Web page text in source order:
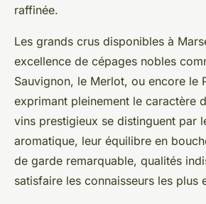
raffinée.
Les grands crus disponibles à
excellence de cépages nobles
Sauvignon, le Merlot, ou encore le
exprimant pleinement le caractère
vins prestigieux se distinguent par
aromatique, leur équilibre en
de garde remarquable, qualités
satisfaire les connaisseurs les plus